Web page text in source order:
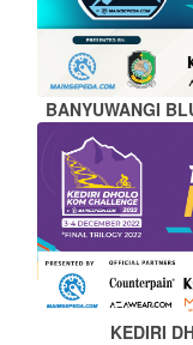
BANYUWANGI
KEDIRI